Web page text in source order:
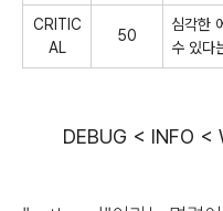
CRITIC
AL
50
심각한
수 있다
DEBUG < INFO <